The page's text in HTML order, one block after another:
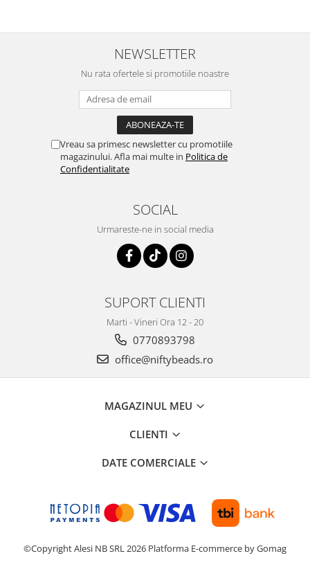
NEWSLETTER
Nu rata ofertele si promotiile noastre
Vreau sa primesc newsletter cu promotiile
magazinului. Afla mai multe in Politica de
Confidentialitate
SOCIAL
Urmareste-ne in social media
SUPORT CLIENTI
Marti - Vineri Ora 12 - 20
0770893798
office@niftybeads.ro
MAGAZINUL MEU
CLIENTI
DATE COMERCIALE
©Copyright Alesi NB SRL 2026 Platforma E-commerce by Gomag